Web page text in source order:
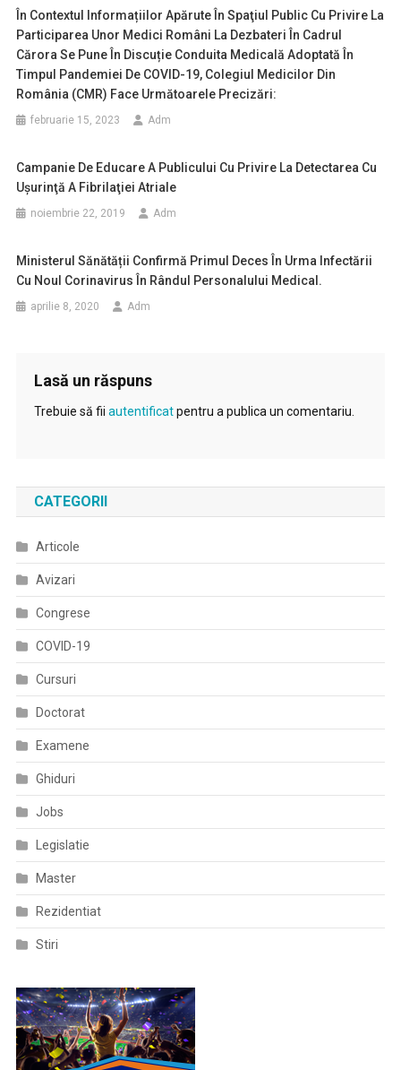
În Contextul Informațiilor Apărute În Spaţiul Public Cu Privire La
Participarea Unor Medici Români La Dezbateri În Cadrul
Cărora Se Pune În Discuție Conduita Medicală Adoptată În
Timpul Pandemiei De COVID-19, Colegiul Medicilor Din
România (CMR) Face Următoarele Precizări:
februarie 15, 2023 Adm
Campanie De Educare A Publicului Cu Privire La Detectarea Cu
Uşurinţă A Fibrilaţiei Atriale
noiembrie 22, 2019 Adm
Ministerul Sănătății Confirmă Primul Deces În Urma Infectării
Cu Noul Corinavirus În Rândul Personalului Medical.
aprilie 8, 2020 Adm
Lasă un răspuns
Trebuie să fii autentificatpentru a publica un comentariu.
CATEGORII
Articole
Avizari
Congrese
COVID-19
Cursuri
Doctorat
Examene
Ghiduri
Jobs
Legislatie
Master
Rezidentiat
Stiri